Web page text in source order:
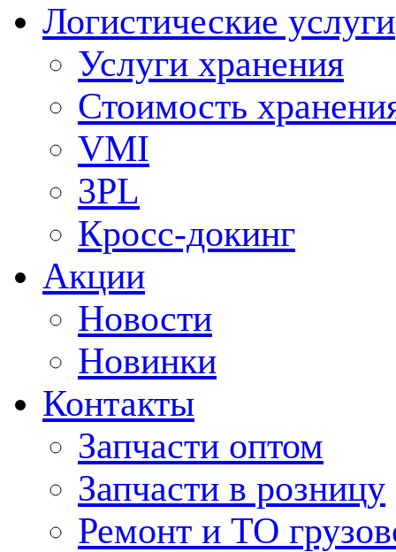
Логистические услуги
Услуги хранения
Стоимость
VMI
3PL
Кросс-докинг
Акции
Новости
Новинки
Контакты
Запчасти оптом
Запчасти в розницу
Ремонт и ТО